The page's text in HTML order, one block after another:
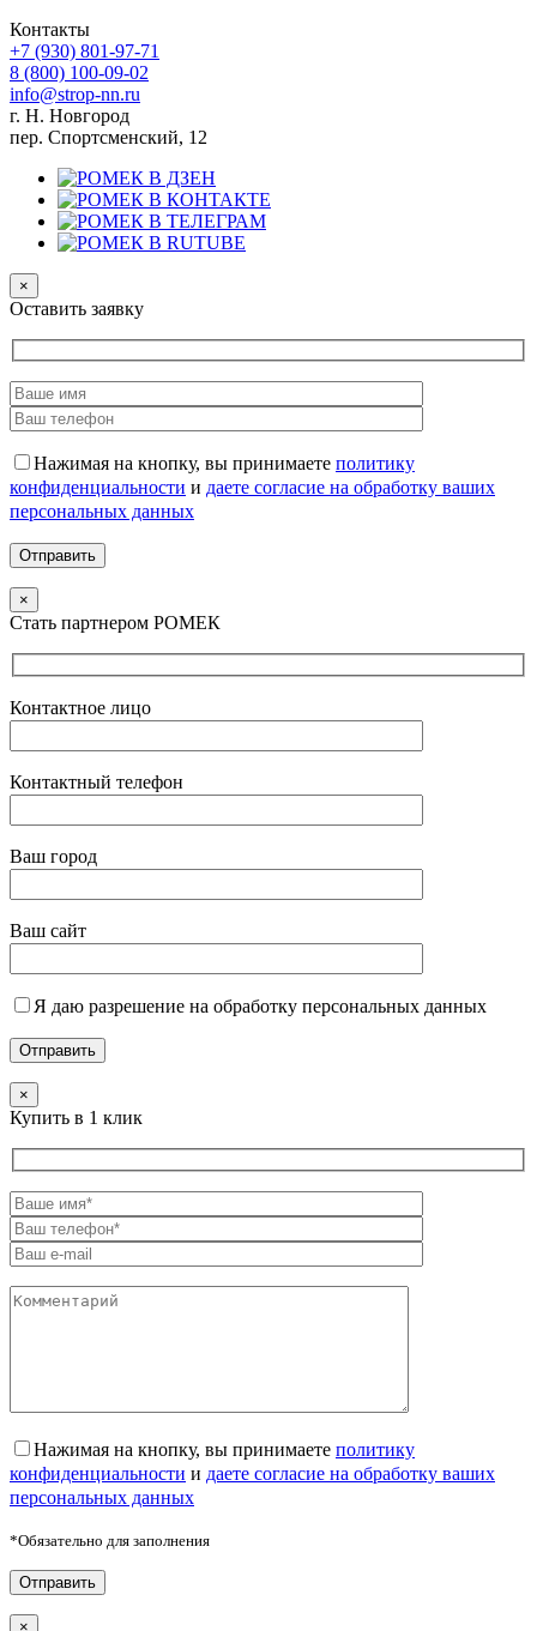
Контакты
+7 (930) 801-97-71
8 (800) 100-09-02
info@strop-nn.ru
г. Н. Новгород
пер. Спортсменский, 12
×
Оставить заявку
Нажимая на кнопку, вы принимаете политику
конфиденциальности и даете согласие на обработку ваших
персональных данных
×
Стать партнером РОМЕК
Контактное лицо
Контактный телефон
Ваш город
Ваш сайт
Я даю разрешение на обработку персональных данных
×
Купить в 1 клик
Нажимая на кнопку, вы принимаете политику
конфиденциальности и даете согласие на обработку ваших
персональных данных
*Обязательно для заполнения
×